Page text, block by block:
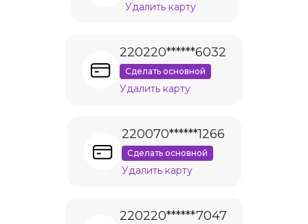
Удалить карту
220220******6032
Сделать основной
Удалить карту
220070******1266
Сделать основной
Удалить карту
220220******7047